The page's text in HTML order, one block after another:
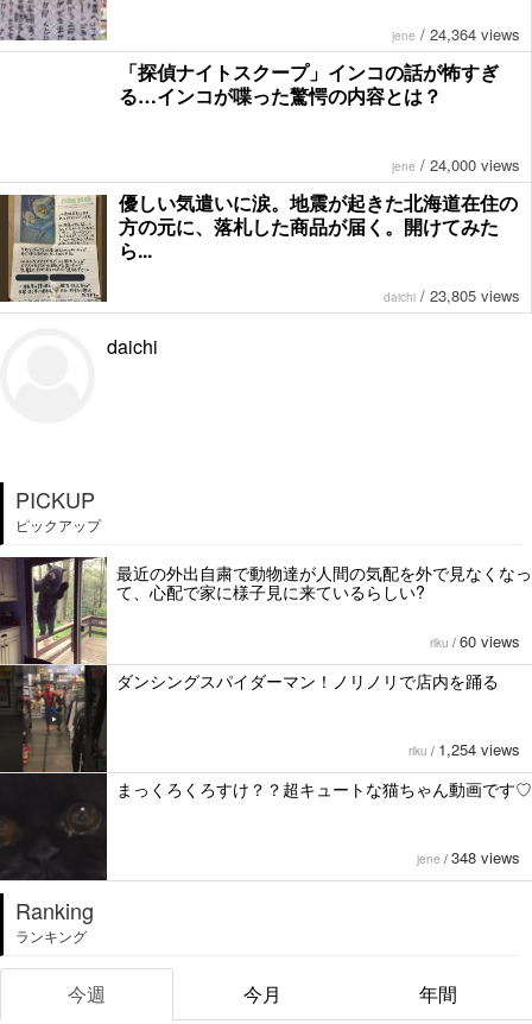
jene / 24,364 views
「探偵ナイトスクープ」インコの話が怖すぎ
る…インコが喋った驚愕の内容とは？
jene / 24,000 views
優しい気遣いに涙。地震が起きた北海道在住の
方の元に、落札した商品が届く。開けてみた
ら...
daichi / 23,805 views
daichi
PICKUP
ピックアップ
最近の外出自粛で動物達が人間の気配を外で見なくなっ
て、心配で家に様子見に来ているらしい?
riku / 60 views
ダンシングスパイダーマン！ノリノリで店内を踊る
riku / 1,254 views
まっくろくろすけ？？超キュートな猫ちゃん動画です♡
jene / 348 views
Ranking
ランキング
今週 今月 年間